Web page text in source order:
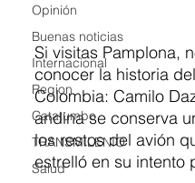
Opinión
Buenas noticias
Internacional
Region
Catatumbo
TRANSMILENIO
Salud
Si visitas Pamplona,
conocer la historia
Colombia: Camilo
andina se conserva
los restos del avión
estrelló en su intento